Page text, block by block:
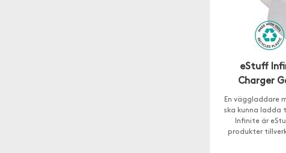
eStuff
Charger
En väggladdare
ska kunna ladda
Infinite är
produkter